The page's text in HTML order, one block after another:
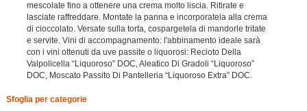
mescolate fino a ottenere una crema molto liscia. Ritirate e
lasciate raffreddare. Montate la panna e incorporatela alla crema
di cioccolato. Versate sulla torta, cospargetela di mandorle tritate
e servite. Vini di accompagnamento: l'abbinamento ideale sarà
con i vini ottenuti da uve passite o liquorosi: Recioto Della
Valpolicella “Liquoroso” DOC, Aleatico Di Gradoli “Liquoroso”
DOC, Moscato Passito Di Pantelleria “Liquoroso Extra” DOC.
Sfoglia per categorie